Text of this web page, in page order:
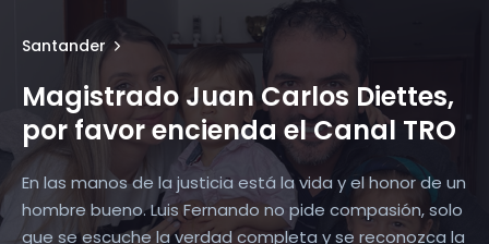
Santander
Magistrado Juan Carlos Diettes,
por favor encienda el Canal TRO
En las manos de la justicia está la vida y el honor de un
hombre bueno. Luis Fernando no pide compasión, solo
que se escuche la verdad completa y se reconozca la